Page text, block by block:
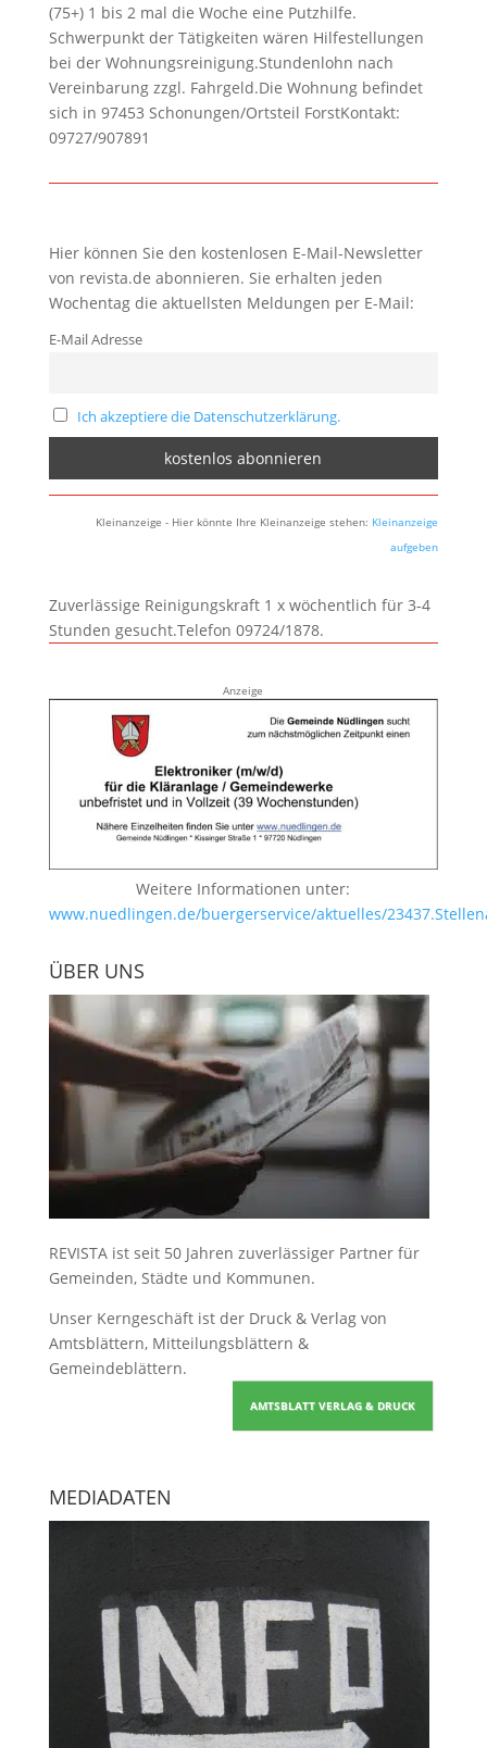
(75+) 1 bis 2 mal die Woche eine Putzhilfe.
Schwerpunkt der Tätigkeiten wären Hilfestellungen
bei der Wohnungsreinigung.Stundenlohn nach
Vereinbarung zzgl. Fahrgeld.Die Wohnung befindet
sich in 97453 Schonungen/Ortsteil ForstKontakt:
09727/907891
Hier können Sie den kostenlosen E-Mail-Newsletter
von revista.de abonnieren. Sie erhalten jeden
Wochentag die aktuellsten Meldungen per E-Mail:
E-Mail Adresse
Ich akzeptiere die Datenschutzerklärung.
Kleinanzeige - Hier könnte Ihre Kleinanzeige stehen: Kleinanzeige
aufgeben
Zuverlässige Reinigungskraft 1 x wöchentlich für 3-4
Stunden gesucht.Telefon 09724/1878.
Anzeige
Weitere Informationen unter:
www.nuedlingen.de/buergerservice/aktuelles/
ÜBER UNS
REVISTA ist seit 50 Jahren zuverlässiger Partner für
Gemeinden, Städte und Kommunen.
Unser Kerngeschäft ist der Druck & Verlag von
Amtsblättern, Mitteilungsblättern &
Gemeindeblättern.
AMTSBLATT VERLAG & DRUCK
MEDIADATEN